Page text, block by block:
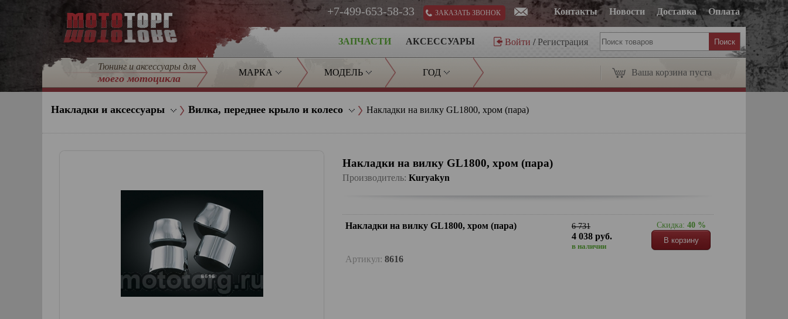
Оплата
Доставка
Новости
Контакты
ЗАКАЗАТЬ ЗВОНОК
+7-499-653-58-33
Войти /Регистрация
АКСЕССУАРЫ
ЗАПЧАСТИ
Тюнинг и аксессуары для
моего мотоцикла
МАРКА МОДЕЛЬ ГОД Ваша корзина пуста
Накладки и аксессуары Вилка, переднее крыло и колесо Накладки на вилку GL1800, хром (пара)
Накладки на вилку GL1800, хром (пара)
Производитель: Kuryakyn
Накладки на вилку GL1800, хром (пара) 6 731
4 038 руб.
в наличии
Скидка: 40 %
В корзину
Артикул: 8616